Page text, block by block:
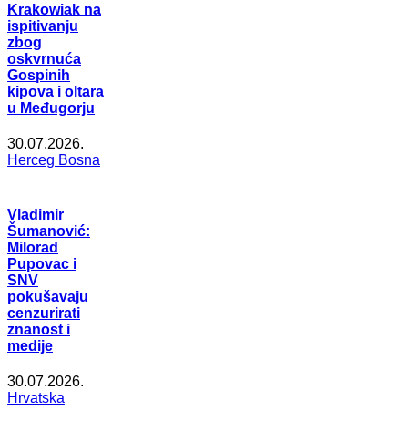
Krakowiak na
ispitivanju
zbog
oskvrnuća
Gospinih
kipova i oltara
u Međugorju
30.07.2026.
Herceg Bosna
Vladimir
Šumanović:
Milorad
Pupovac i
SNV
pokušavaju
cenzurirati
znanost i
medije
30.07.2026.
Hrvatska